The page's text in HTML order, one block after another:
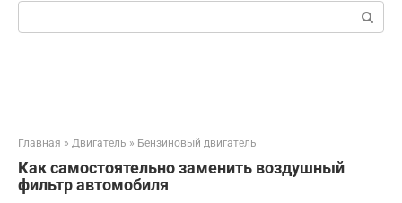
Поиск:
Главная » Двигатель » Бензиновый двигатель
Как самостоятельно заменить воздушный
фильтр автомобиля